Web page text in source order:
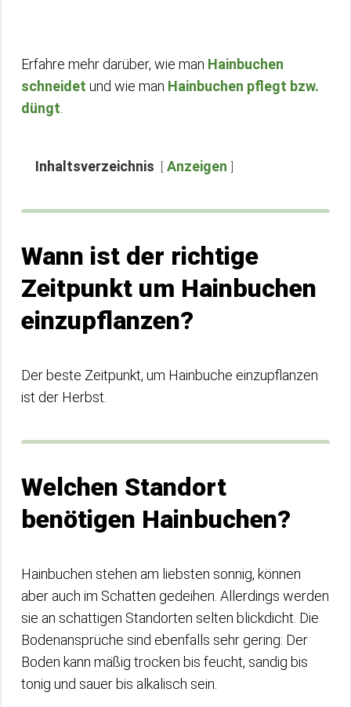
Erfahre mehr darüber, wie man Hainbuchen
schneidet und wie man Hainbuchen pflegt bzw.
düngt
Inhaltsverzeichnis Anzeigen
Wann ist der richtige
Zeitpunkt um Hainbuchen
einzupflanzen?
Der beste Zeitpunkt, um Hainbuche einzupflanzen
ist der Herbst.
Welchen Standort
benötigen Hainbuchen?
Hainbuchen stehen am liebsten sonnig, können
aber auch im Schatten gedeihen. Allerdings werden
sie an schattigen Standorten selten blickdicht. Die
Bodenansprüche sind ebenfalls sehr gering: Der
Boden kann mäßig trocken bis feucht, sandig bis
tonig und sauer bis alkalisch sein.